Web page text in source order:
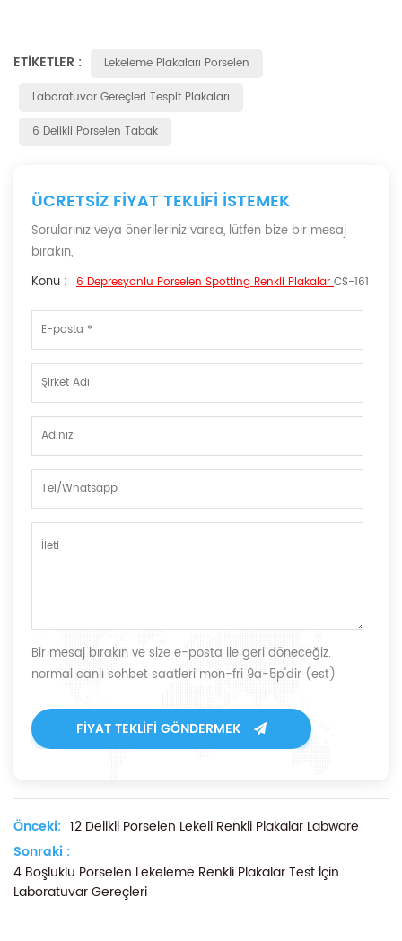
ETIKETLER :
Lekeleme Plakaları Porselen
Laboratuvar Gereçleri Tespit Plakaları
6 Delikli Porselen Tabak
ÜCRETSIZ FIYAT TEKLIFI ISTEMEK
Sorularınız veya önerileriniz varsa, lütfen bize bir mesaj
bırakın,
Konu : 6 Depresyonlu Porselen Spotting Renkli PlakalarCS-161
Bir mesaj bırakın ve size e-posta ile geri döneceğiz.
normal canlı sohbet saatleri mon-fri 9a-5p'dir (est)
FIYAT TEKLIFI GÖNDERMEK
Önceki: 12 Delikli Porselen Lekeli Renkli Plakalar Labware
Sonraki :
4 Boşluklu Porselen Lekeleme Renkli Plakalar Test İçin
Laboratuvar Gereçleri